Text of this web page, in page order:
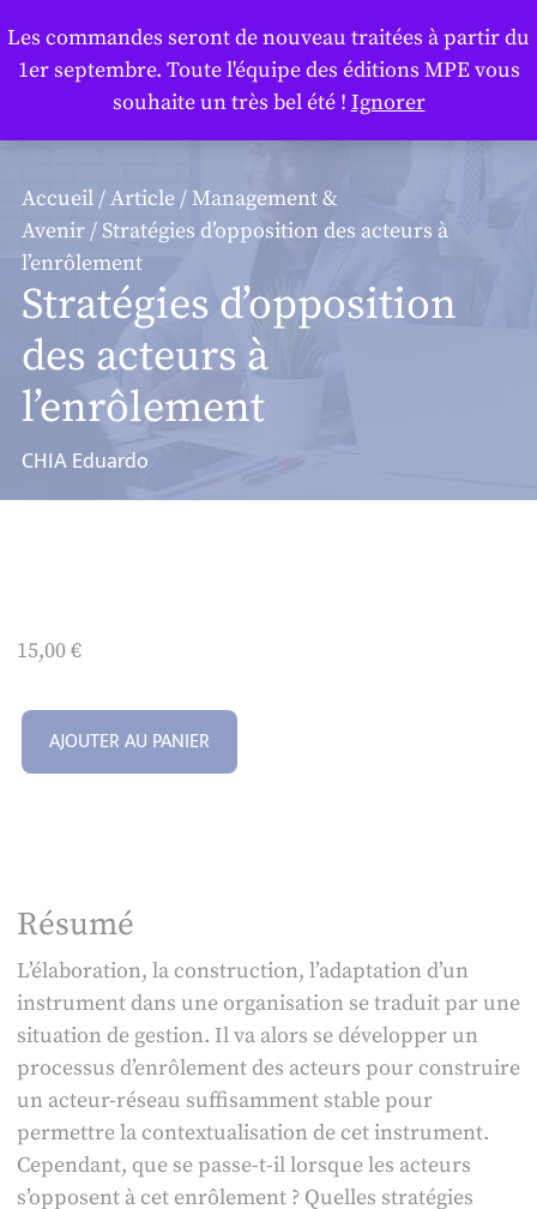
Accueil/Article/Management &
Avenir/ Stratégies d’opposition des acteurs à
l’enrôlement
Stratégies d’opposition
des acteurs à
l’enrôlement
CHIA Eduardo
15,00€
AJOUTER AU PANIER
Résumé
L’élaboration, la construction, l’adaptation d’un
instrument dans une organisation se traduit par une
situation de gestion. Il va alors se développer un
processus d’enrôlement des acteurs pour construire
un acteur-réseau suffisamment stable pour
permettre la contextualisation de cet instrument.
Cependant, que se passe-t-il lorsque les acteurs
s’opposent à cet enrôlement ? Quelles stratégies
Les commandes seront de nouveau traitées à partir du
1er septembre. Toute l'équipe des éditions MPE vous
souhaite un très bel été ! Ignorer